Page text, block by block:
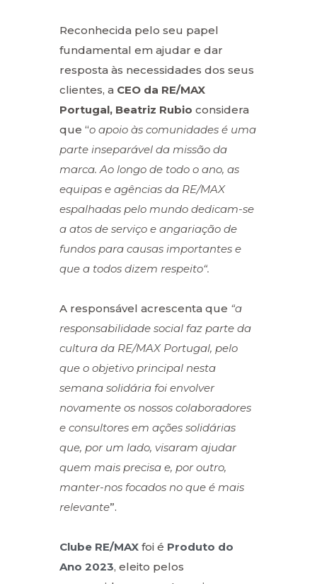
Reconhecida pelo seu papel
fundamental em ajudar e dar
resposta às necessidades dos seus
clientes, a CEO da RE/MAX
Portugal, Beatriz Rubio considera
que “o apoio às comunidades é uma
parte inseparável da missão da
marca. Ao longo de todo o ano, as
equipas e agências da RE/MAX
espalhadas pelo mundo dedicam-se
a atos de serviço e angariação de
fundos para causas importantes e
que a todos dizem respeito“.
A responsável acrescenta que “a
responsabilidade social faz parte da
cultura da RE/MAX Portugal, pelo
que o objetivo principal nesta
semana solidária foi envolver
novamente os nossos colaboradores
e consultores em ações solidárias
que, por um lado, visaram ajudar
quem mais precisa e, por outro,
manter-nos focados no que é mais
relevante”.
Clube RE/MAX foi é Produto do
Ano 2023, eleito pelos